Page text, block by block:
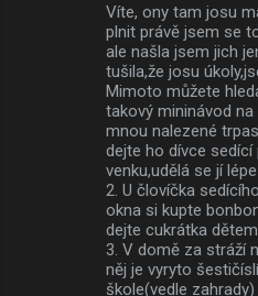
Víte, ony tam josu
plnit právě jsem se
ale našla jsem jich
tušila,že josu
Mimoto můžete
takový mininávod
mnou nalezené
dejte ho dívce
venku,udělá se jí lépe
2. U človíčka
okna si kupte
dejte cukrátka
3. V domě za stráží
něj je vyryto
škole(vedle